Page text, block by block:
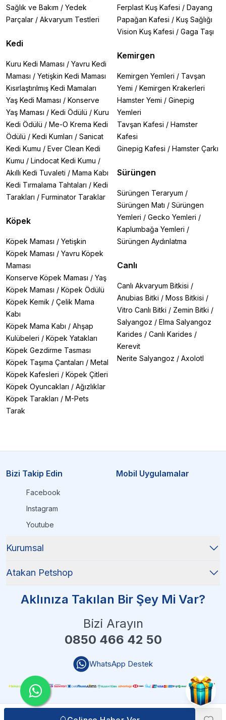
Sağlık ve Bakım / Yedek
Parçalar / Akvaryum Testleri
Kedi
Kuru Kedi Maması / Yavru Kedi
Maması / Yetişkin Kedi Maması
Kısırlaştırılmış Kedi Mamaları
Yaş Kedi Maması / Konserve
Yaş Maması / Kedi Ödülü / Kuru
Kedi Ödülü / Me-O Krema Kedi
Ödülü / Kedi Kumları / Sanicat
Kedi Kumu / Ever Clean Kedi
Kumu / Lindocat Kedi Kumu /
Akıllı Kedi Tuvaleti / Mama Kabı
Kedi Tırmalama Tahtaları / Kedi
Tarakları / Furminator Taraklar
Köpek
Köpek Maması / Yetişkin
Köpek Maması / Yavru Köpek
Maması
Konserve Köpek Maması / Yaş
Köpek Maması / Köpek Ödülü
Köpek Kemik / Çelik Mama
Kabı
Köpek Mama Kabı / Ahşap
Kulübeleri / Köpek Yatakları
Köpek Gezdirme Tasması
Köpek Taşıma Çantaları / Metal
Köpek Kafesleri / Köpek Çitleri
Köpek Oyuncakları / Ağızlıklar
Köpek Tarakları / M-Pets
Tarak
Ferplast Kuş Kafesi / Dayang
Papağan Kafesi / Kuş Sağlığı
Vision Kuş Kafesi / Gaga Taşı
Kemirgen
Kemirgen Yemleri / Tavşan
Yemi / Kemirgen Krakerleri
Hamster Yemi / Ginepig
Yemleri
Tavşan Kafesi / Hamster
Kafesi
Ginepig Kafesi / Hamster Çarkı
Sürüngen
Sürüngen Teraryum /
Sürüngen Matı / Sürüngen
Yemleri / Gecko Yemleri /
Kaplumbağa Yemleri /
Sürüngen Aydınlatma
Canlı
Canlı Akvaryum Bitkisi /
Anubias Bitki / Moss Bitkisi /
Vitro Canlı Bitki / Zemin Bitki /
Salyangoz / Elma Salyangoz
Karides / Canlı Karides /
Kerevit
Nerite Salyangoz / Axolotl
Bizi Takip Edin
Facebook
Instagram
Youtube
Mobil Uygulamalar
Kurumsal
Atakan Petshop
Aklınıza Takılan Bir Şey Mi Var?
Bizi Arayın
0850 466 42 50
WhatsApp Destek